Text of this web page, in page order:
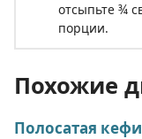
отсыпьте ¾
порции.
Похожие
Полосатая